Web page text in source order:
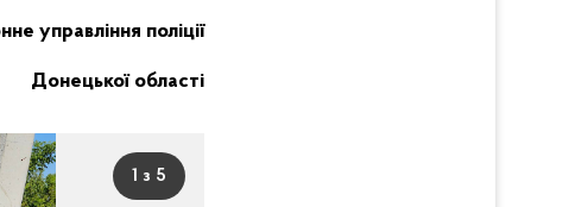
управління поліції
Донецької області
1 з 5